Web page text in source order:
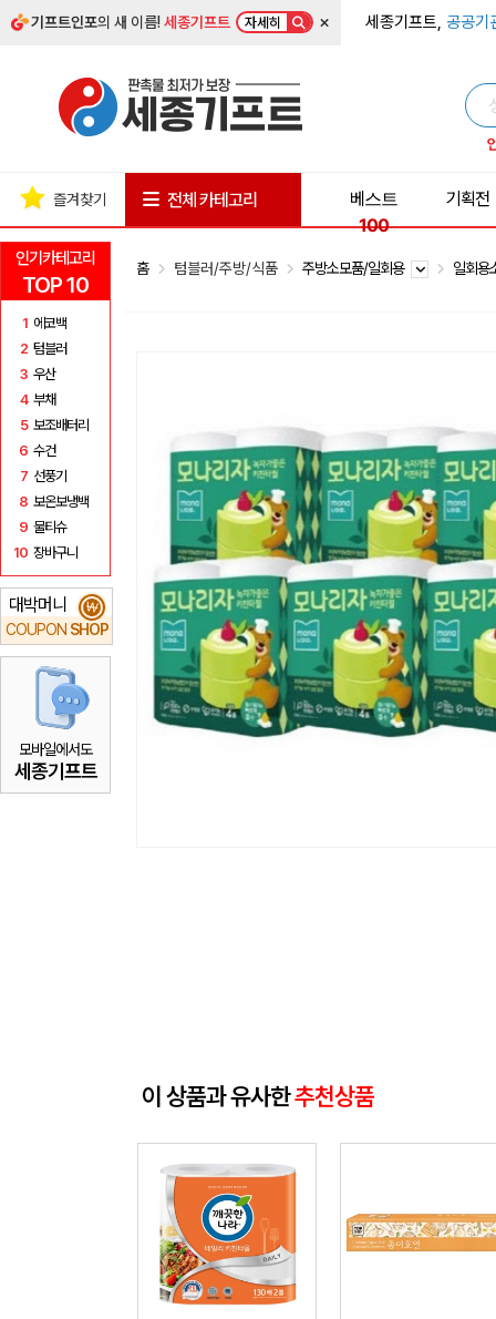
기프트인포의 새 이름!세종기프트 자세히 × 세종기프트, 공공기
인기카테고리
TOP 10
1 에코백
2 텀블러
3 우산
4 부채
5 보조배터리
6 수건
7 선풍기
8 보온보냉백
9 물티슈
10 장바구니
대박머니
COUPON SHOP
₩
모바일에서도
세종기프트
즐겨찾기 전체 카테고리
베스트
100
기획전
홈 텀블러/주방/식품 주방소모품/일회용 일회
이 상품과 유사한추천상품